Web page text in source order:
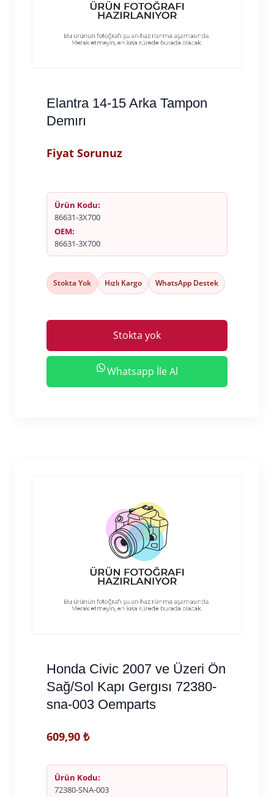
Elantra 14-15 Arka Tampon
Demırı
Fiyat Sorunuz
Ürün Kodu:
86631-3X700
OEM:
86631-3X700
Stokta Yok Hızlı Kargo WhatsApp Destek
Stokta yok
Whatsapp İle Al
Honda Civic 2007 ve Üzeri Ön
Sağ/Sol Kapı Gergısı 72380-
sna-003 Oemparts
609,90 ₺
Ürün Kodu:
72380-SNA-003